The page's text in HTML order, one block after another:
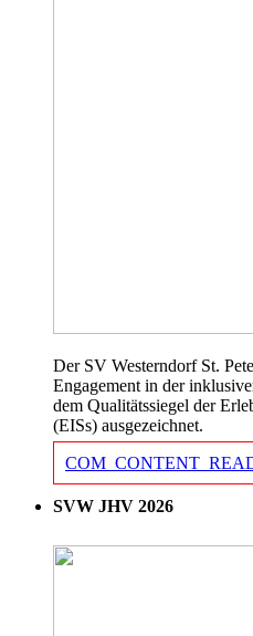
Der SV Westerndorf St.
Engagement in der
dem Qualitätssiegel der
(EISs) ausgezeichnet.
SVW JHV 2026